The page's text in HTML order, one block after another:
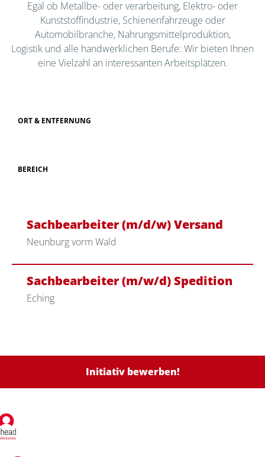
Egal ob Metallbe- oder verarbeitung, Elektro- oder
Kunststoffindustrie, Schienenfahrzeuge oder
Automobilbranche, Nahrungsmittelproduktion,
Logistik und alle handwerklichen Berufe: Wir bieten Ihnen
eine Vielzahl an interessanten Arbeitsplätzen.
ORT & ENTFERNUNG
BEREICH
Sachbearbeiter (m/d/w) Versand
Neunburg vorm Wald
Sachbearbeiter (m/w/d) Spedition
Eching
Initiativ bewerben!